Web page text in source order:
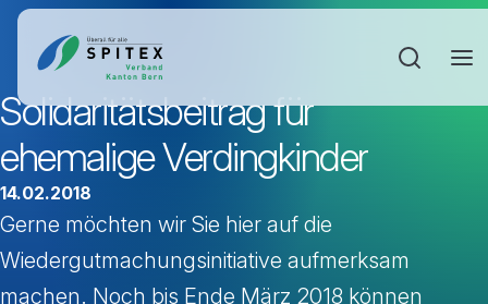
Solidaritätsbeitrag für
ehemalige Verdingkinder
14.02.2018
Gerne möchten wir Sie hier auf die
Wiedergutmachungsinitiative aufmerksam
machen. Noch bis Ende März 2018 können